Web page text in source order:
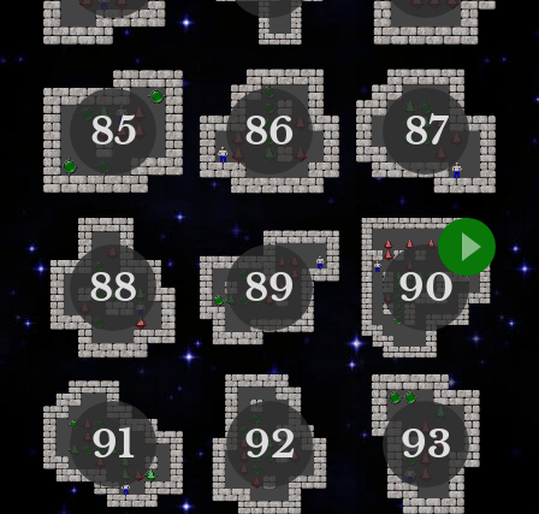
85 86 87
88 89 90
91 92 93